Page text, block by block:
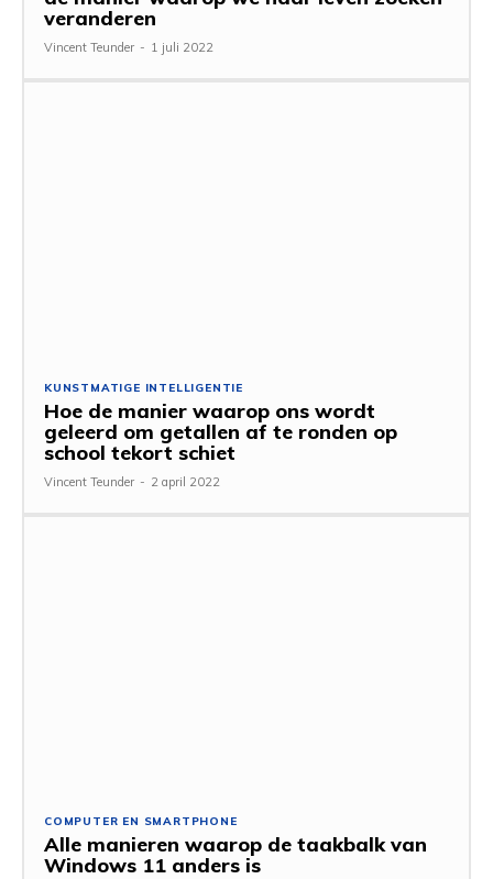
veranderen
Vincent Teunder - 1 juli 2022
KUNSTMATIGE INTELLIGENTIE
Hoe de manier waarop ons wordt
geleerd om getallen af ​​te ronden op
school tekort schiet
Vincent Teunder - 2 april 2022
COMPUTER EN SMARTPHONE
Alle manieren waarop de taakbalk van
Windows 11 anders is